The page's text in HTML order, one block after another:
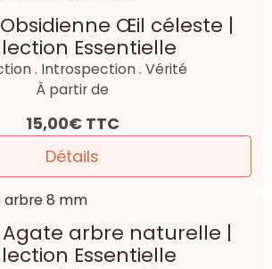
Œil céleste |
Essentielle
. Introspection . Vérité
À partir de
15,00€ TTC
Détails
arbre naturelle |
Essentielle